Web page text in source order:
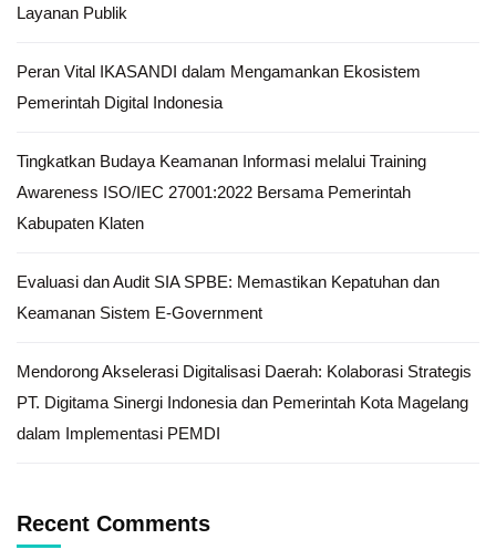
Layanan Publik
Peran Vital IKASANDI dalam Mengamankan Ekosistem
Pemerintah Digital Indonesia
Tingkatkan Budaya Keamanan Informasi melalui Training
Awareness ISO/IEC 27001:2022 Bersama Pemerintah
Kabupaten Klaten
Evaluasi dan Audit SIA SPBE: Memastikan Kepatuhan dan
Keamanan Sistem E-Government
Mendorong Akselerasi Digitalisasi Daerah: Kolaborasi Strategis
PT. Digitama Sinergi Indonesia dan Pemerintah Kota Magelang
dalam Implementasi PEMDI
Recent Comments